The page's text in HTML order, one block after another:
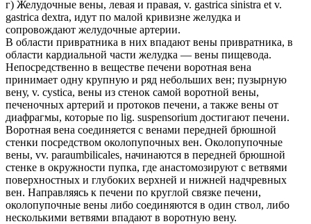
г) Желудочные вены, левая и правая, v. gastrica sinistra et v.
gastrica dextra, идут по малой кривизне желудка и
сопровождают желудочные артерии.
В области привратника в них впадают вены привратника, в
области кардиальной части желудка — вены пищевода.
Непосредственно в веществе печени воротная вена
принимает одну крупную и ряд небольших вен; пузырную
вену, v. cystica, вены из стенок самой воротной вены,
печеночных артерий и протоков печени, а также вены от
диафрагмы, которые по lig. suspensorium достигают печени.
Воротная вена соединяется с венами передней брюшной
стенки посредством околопупочных вен. Околопупочные
вены, vv. paraumbilicales, начинаются в передней брюшной
стенке в окружности пупка, где анастомозируют с ветвями
поверхностных и глубоких верхней и нижней надчревных
вен. Направляясь к печени по круглой связке печени,
околопупочные вены либо соединяются в один ствол, либо
несколькими ветвями впадают в воротную вену.